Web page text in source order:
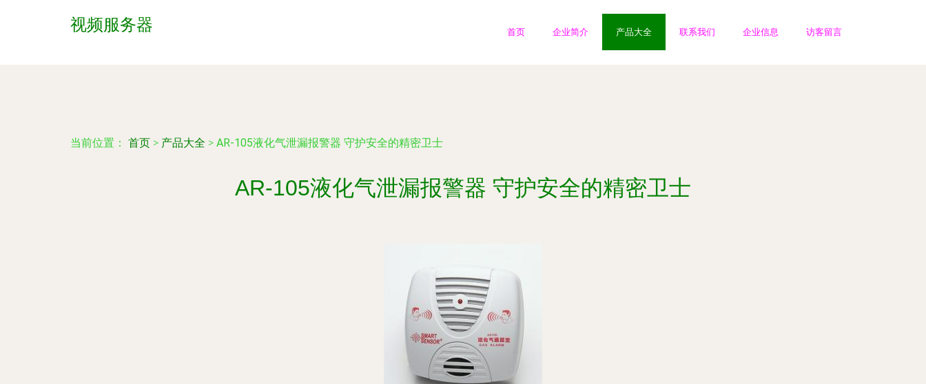
视频服务器 首页 企业简介 产品大全 联系我们 企业信息 访客留言
当前位置： 首页 > 产品大全 > AR-105液化气泄漏报警器 守护安全的精密卫士
AR-105液化气泄漏报警器 守护安全的精密卫士